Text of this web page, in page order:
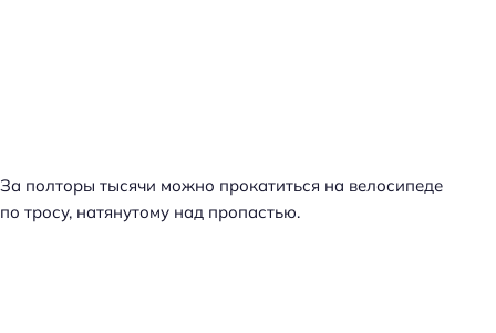
За полторы тысячи можно прокатиться на велосипеде
по тросу, натянутому над пропастью.